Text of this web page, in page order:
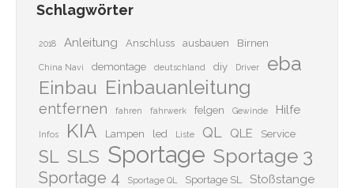
Schlagwörter
2018 Anleitung Anschluss ausbauen Birnen
China Navi demontage deutschland diy Driver eba
Einbau Einbauanleitung
entfernen fahren fahrwerk felgen Gewinde Hilfe
Infos KIA Lampen led Liste QL QLE Service
SL SLS Sportage Sportage 3
Sportage 4 Sportage QL Sportage SL Stoßstange